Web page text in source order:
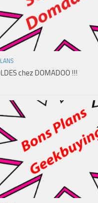
chez DOMADOO !!!